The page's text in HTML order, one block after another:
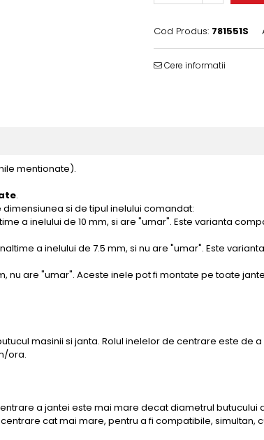
Cod Produs: 781551S
Cere informatii
mentionate).
.
si de tipul inelului comandat:
a inelului de 10 mm, si are "umar". Este varianta
a inelului de 7.5 mm, si nu are "umar". Este
nu are "umar". Aceste inele pot fi montate pe toate
masinii si janta. Rolul inelelor de centrare este de
ora.
a jantei este mai mare decat diametrul butucului
cat mai mare, pentru a fi compatibile,